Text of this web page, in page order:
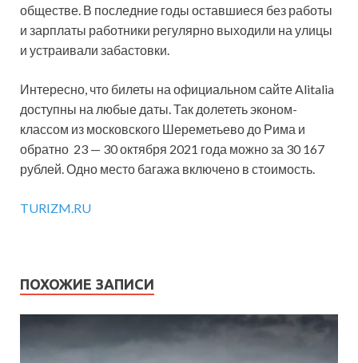
обществе. В последние годы оставшиеся без работы
и зарплаты работники регулярно выходили на улицы
и устраивали забастовки.
Интересно, что билеты на официальном сайте Alitalia
доступны на любые даты. Так долететь эконом-
классом из московского Шереметьево до Рима и
обратно 23 — 30 октября 2021 года можно за 30 167
рублей. Одно место багажа включено в стоимость.
TURIZM.RU
ПОХОЖИЕ ЗАПИСИ